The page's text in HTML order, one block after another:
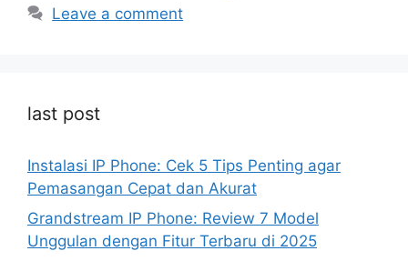
Leave a comment
last post
Instalasi IP Phone: Cek 5 Tips Penting agar
Pemasangan Cepat dan Akurat
Grandstream IP Phone: Review 7 Model
Unggulan dengan Fitur Terbaru di 2025